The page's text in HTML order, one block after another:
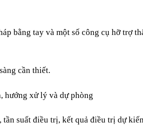
bằng tay và một số công cụ hỡ trợ
cần thiết.
hướng xử lý và dự phòng
tần suất điều trị, kết quả điều trị dự